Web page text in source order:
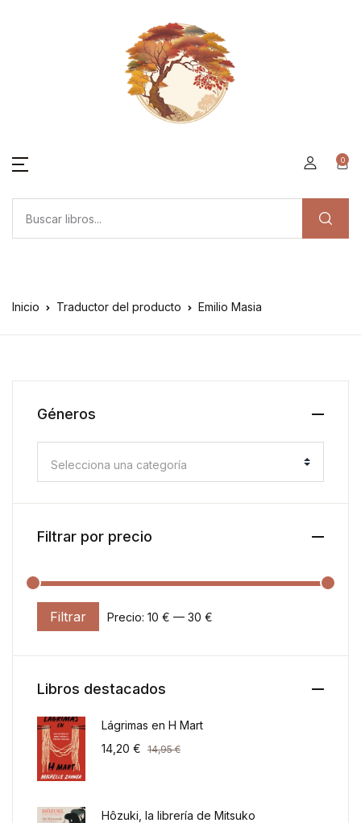
0
Inicio Traductor del producto Emilio Masia
Géneros
Selecciona una categoría
Filtrar por precio
Precio mínimo
Precio máximo
Filtrar Precio: 10 € — 30 €
Libros destacados
Lágrimas en H Mart
14,20 € 14,95€
Hôzuki, la librería de Mitsuko